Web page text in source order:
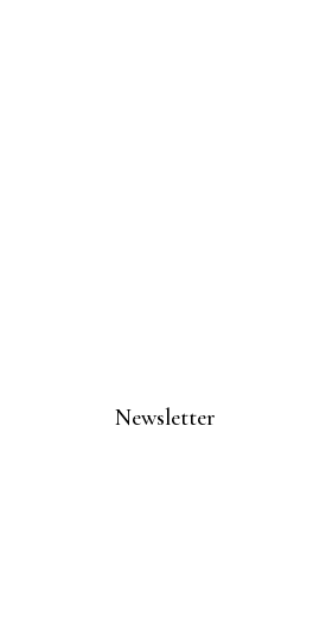
Newsletter